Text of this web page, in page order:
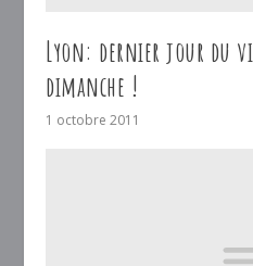
Lyon: dernier jour du
dimanche !
1 octobre 2011